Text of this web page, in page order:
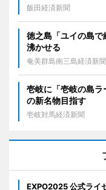
飯田経済新聞
徳之島「ユイの島
沸かせる
奄美群島南三島経済新聞
壱岐に「壱岐の島
の新名物目指す
壱岐対馬経済新聞
EXPO2025 公式ライ